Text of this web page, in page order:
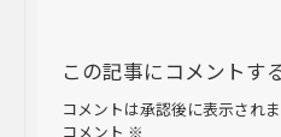
この記事にコメントす
コメントは承認後に表示されま
コメント ※